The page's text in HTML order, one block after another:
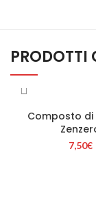
PRODOTTI
Composto di
7,50€